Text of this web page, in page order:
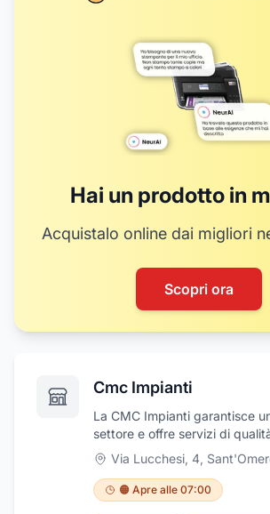
Hai un prodotto in
Acquistalo online dai migliori
Scopri ora
Cmc Impianti
La CMC Impianti garantisce
settore e offre servizi di
termoidraulica. Assicura
esperienza e interventi
principale dell'azienda è
cliente la soddisfazione delle
Via Lucchesi, 4,
🟠 Apre alle 07:00